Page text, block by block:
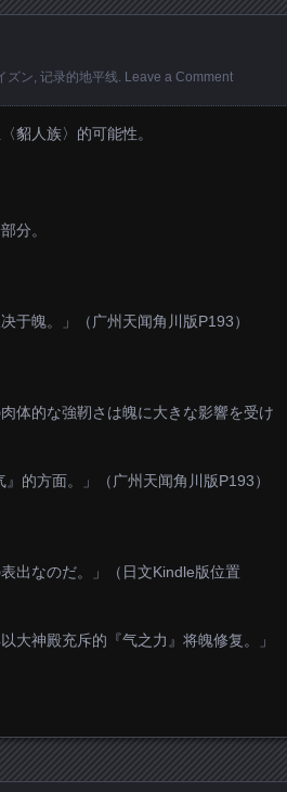
ズン 记录的地平线 Leave a Comment
貂人族〉的可能性。
分。
于魄。」（广州天闻角川版P193）
体的な強靭さは魄に大きな影響を受け
的方面。」（广州天闻角川版P193）
出なのだ。」（日文Kindle版位置
大神殿充斥的『气之力』将魄修复。」